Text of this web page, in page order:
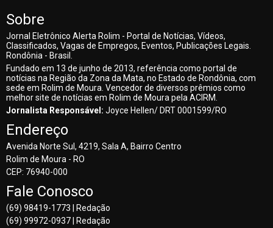
Sobre
Jornal Eletrônico Alerta Rolim - Portal de Notícias, Vídeos,
Classificados, Vagas de Empregos, Eventos, Publicações Legais.
Rondônia - Brasil.
Fundado em 13 de junho de 2013, referência como portal de
notícias na Região da Zona da Mata, no Estado de Rondônia, com
sede em Rolim de Moura. Vencedor de diversos prêmios como
melhor site de notícias em Rolim de Moura pela ACIRM.
Jornalista Responsável: Joyce Hellen/ DRT 0001599/RO
Endereço
Avenida Norte Sul, 4219, Sala A, Bairro Centro
Rolim de Moura - RO
CEP: 76940-000
Fale Conosco
(69) 98419-1773 | Redação
(69) 99972-0937 | Redação